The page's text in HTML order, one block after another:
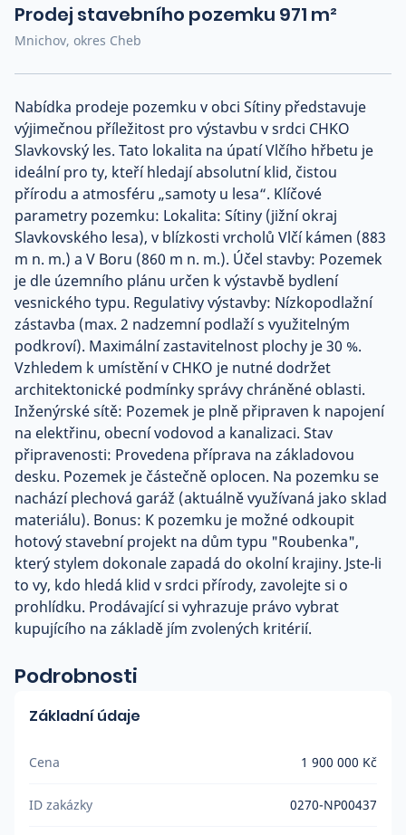
Co říkají naši zákazníci
Blog
O nás
Kariéra
Kontakt
Prodej stavebního pozemku 971 m²
Mnichov, okres Cheb
Nabídka prodeje pozemku v obci Sítiny představuje
výjimečnou příležitost pro výstavbu v srdci CHKO
Slavkovský les. Tato lokalita na úpatí Vlčího hřbetu je
ideální pro ty, kteří hledají absolutní klid, čistou
přírodu a atmosféru „samoty u lesa“. Klíčové
parametry pozemku: Lokalita: Sítiny (jižní okraj
Slavkovského lesa), v blízkosti vrcholů Vlčí kámen (883
m n. m.) a V Boru (860 m n. m.). Účel stavby: Pozemek
je dle územního plánu určen k výstavbě bydlení
vesnického typu. Regulativy výstavby: Nízkopodlažní
zástavba (max. 2 nadzemní podlaží s využitelným
podkroví). Maximální zastavitelnost plochy je 30 %.
Vzhledem k umístění v CHKO je nutné dodržet
architektonické podmínky správy chráněné oblasti.
Inženýrské sítě: Pozemek je plně připraven k napojení
na elektřinu, obecní vodovod a kanalizaci. Stav
připravenosti: Provedena příprava na základovou
desku. Pozemek je částečně oplocen. Na pozemku se
nachází plechová garáž (aktuálně využívaná jako sklad
materiálu). Bonus: K pozemku je možné odkoupit
hotový stavební projekt na dům typu "Roubenka",
který stylem dokonale zapadá do okolní krajiny. Jste-li
to vy, kdo hledá klid v srdci přírody, zavolejte si o
prohlídku. Prodávající si vyhrazuje právo vybrat
kupujícího na základě jím zvolených kritérií.
Podrobnosti
Základní údaje
Cena 1 900 000 Kč
ID zakázky 0270-NP00437